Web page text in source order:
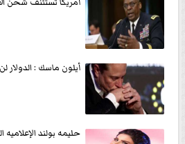
أمريكا تستئنف شحن
أيلون ماسك : الدولار
حليمه بولند